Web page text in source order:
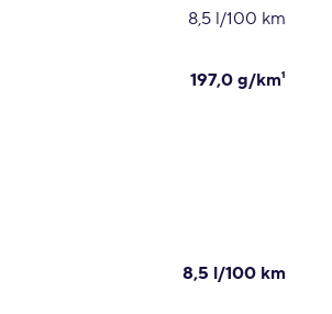
8,5 l/100 km
197,0 g/km¹
8,5 l/100 km